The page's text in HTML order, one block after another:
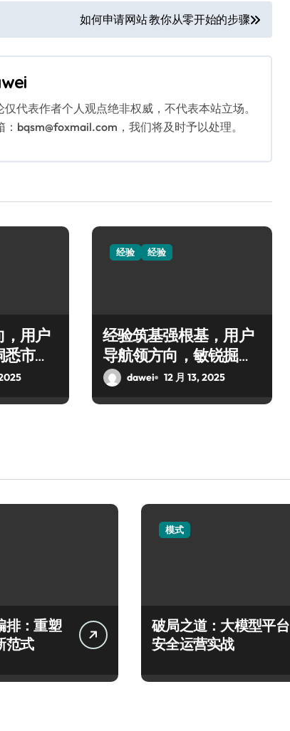
如何申请网站 教你从零开始的步骤
代表作者个人观点绝非权威，不代表本站立场。
bqsm@foxmail.com，我们将及时予以处理。
，用户
市场
经验 经验
经验筑基强根基，用户
导航领方向，敏锐掘金
创业海
dawei 12 月 13, 2025
排：重塑
范式
模式
破局之道：大模型平台
安全运营实战